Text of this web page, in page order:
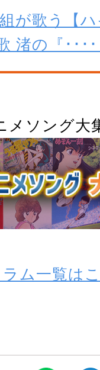
が歌う【
渚の『･･･
メソング大
ム一覧は